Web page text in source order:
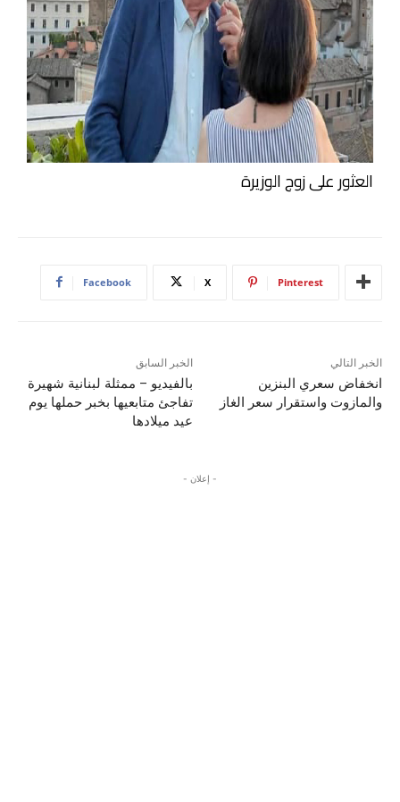
العثور على زوج الوزيرة
Facebook X Pinterest
الخبر السابق
بالفيديو – ممثلة لبنانية شهيرة
تفاجئ متابعيها بخبر حملها يوم
عيد ميلادها
الخبر التالي
انخفاض سعري البنزين
والمازوت واستقرار سعر الغاز
- إعلان -